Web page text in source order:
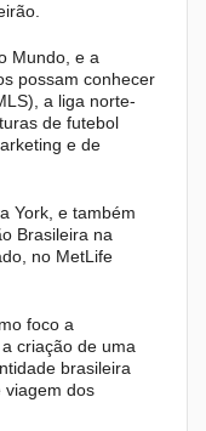
Mundo, e a
possam conhecer
a liga norte-
de futebol
e de
York, e também
Brasileira na
no MetLife
foco a
criação de uma
brasileira
viagem dos